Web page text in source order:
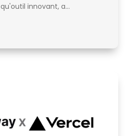
innovant, a...